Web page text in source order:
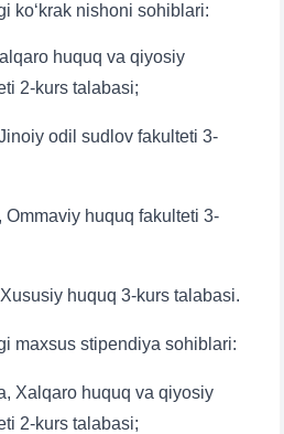
ko‘krak nishoni sohiblari:
huquq va qiyosiy
2-kurs talabasi;
odil sudlov fakulteti 3-
huquq fakulteti 3-
huquq 3-kurs talabasi.
maxsus stipendiya sohiblari:
Xalqaro huquq va qiyosiy
2-kurs talabasi;